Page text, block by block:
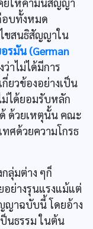
ยให้คำมั่นสัญญา
อบทั้งหมด
ขสนธิสัญญาใน
รมัน (German
าไม่ได้มีการ
ยวข้องอย่างเป็น
ม่ได้ยอมรับหลัก
ด้ ด้วยเหตุนั้น คณะ
ศด้วยความโกรธ
ลุ่มต่าง ๆก็
ย่างรุนแรงแม้แต่
ญาฉบับนี้ โดยอ้าง
นธรรม ในต้น